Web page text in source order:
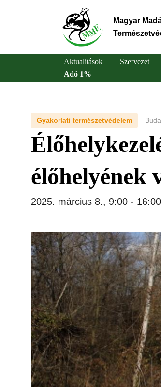
Magyar
Main
navigation
Aktualitások Szervezet
Adó 1%
Gyakorlati természetvédelem
élőhelyének
2025. március 8., 9:00 - 16:00